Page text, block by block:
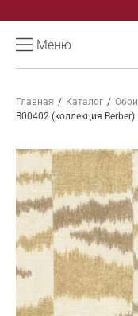
Меню
Главная / Каталог / Обои
B00402 (коллекция Berber)